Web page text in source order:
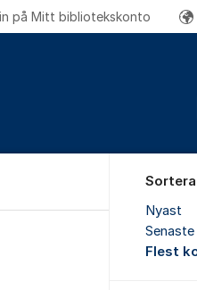
på Mitt bibliotekskonto
Nyast
Flest